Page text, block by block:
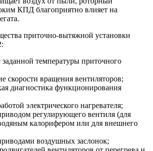
КПД благоприятно влияет на
приточно-вытяжной установки
температуры приточного
скорости вращения вентиляторов;
диагностика функционирования
электрического нагревателя;
регулирующего вентиля (для
калорифером или для внешнего
воздушных заслонок;